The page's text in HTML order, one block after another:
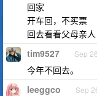
回家
开车回，不买票
回去看看父母亲
tim9527 Sep
今年不回去。
leeggco Sep